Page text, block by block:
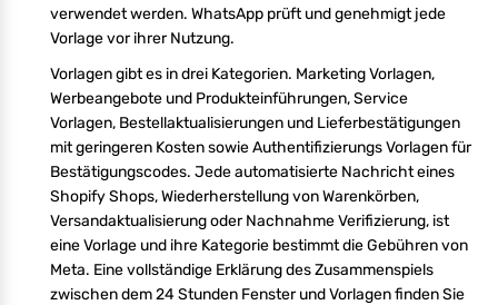
verwendet werden. WhatsApp prüft und genehmigt jede
Vorlage vor ihrer Nutzung.
Vorlagen gibt es in drei Kategorien. Marketing Vorlagen,
Werbeangebote und Produkteinführungen, Service
Vorlagen, Bestellaktualisierungen und Lieferbestätigungen
mit geringeren Kosten sowie Authentifizierungs Vorlagen für
Bestätigungscodes. Jede automatisierte Nachricht eines
Shopify Shops, Wiederherstellung von Warenkörben,
Versandaktualisierung oder Nachnahme Verifizierung, ist
eine Vorlage und ihre Kategorie bestimmt die Gebühren von
Meta. Eine vollständige Erklärung des Zusammenspiels
zwischen dem 24 Stunden Fenster und Vorlagen finden Sie